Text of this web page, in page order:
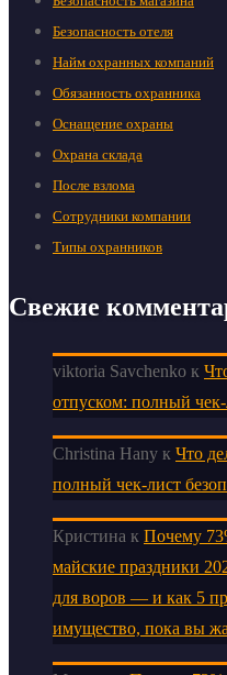
Безопасность отеля
Найм охранных компаний
Обязанность охранника
Оснащение охраны
Охрана склада
После взлома
Сотрудники компании
Типы охранников
Свежие
viktoria Savchenko к
отпуском: полный чек-
Christina Hany к Что
полный чек-лист
Кристина к Почему
майские праздники
для воров — и как 5
имущество, пока вы